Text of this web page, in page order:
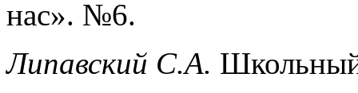
нас». №6.
Липавский С.А.